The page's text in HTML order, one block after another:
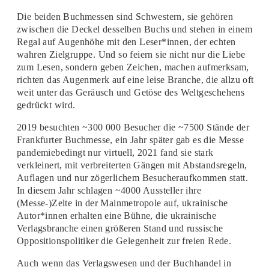
Die beiden Buchmessen sind Schwestern, sie gehören
zwischen die Deckel desselben Buchs und stehen in einem
Regal auf Augenhöhe mit den Leser*innen, der echten
wahren Zielgruppe. Und so feiern sie nicht nur die Liebe
zum Lesen, sondern geben Zeichen, machen aufmerksam,
richten das Augenmerk auf eine leise Branche, die allzu oft
weit unter das Geräusch und Getöse des Weltgeschehens
gedrückt wird.
2019 besuchten ~300 000 Besucher die ~7500 Stände der
Frankfurter Buchmesse, ein Jahr später gab es die Messe
pandemiebedingt nur virtuell, 2021 fand sie stark
verkleinert, mit verbreiterten Gängen mit Abstandsregeln,
Auflagen und nur zögerlichem Besucheraufkommen statt.
In diesem Jahr schlagen ~4000 Aussteller ihre
(Messe-)Zelte in der Mainmetropole auf, ukrainische
Autor*innen erhalten eine Bühne, die ukrainische
Verlagsbranche einen größeren Stand und russische
Oppositionspolitiker die Gelegenheit zur freien Rede.
Auch wenn das Verlagswesen und der Buchhandel in